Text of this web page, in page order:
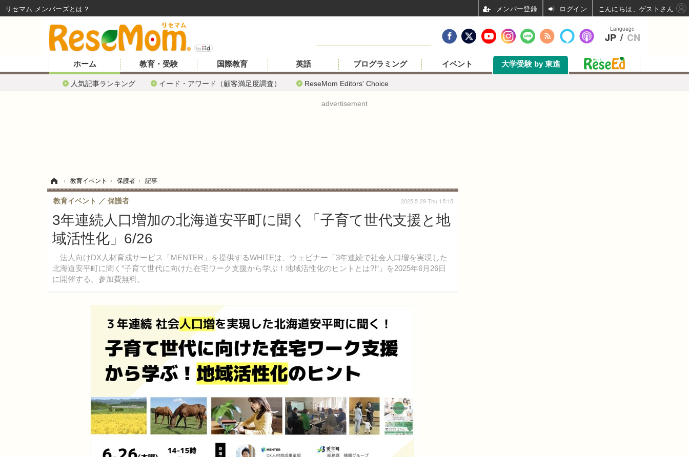
ホーム
人気記事ランキング イード・アワード（顧客満足度調査） ReseMom Editors' Choice
教育・受験 国際教育 英語 プログラミング イベント 大学受験 by 東進
advertisement
› 教育イベント › 保護者 › 記事
3年連続人口増加の北海道安平町に聞く「子育て世代支援と地
域活性化」6/26
法人向けDX人材育成サービス「MENTER」を提供するWHITEは、ウェビナー「3年連続で社会人口増を実現した
北海道安平町に聞く“子育て世代に向けた在宅ワーク支援から学ぶ！地域活性化のヒントとは?!“」を2025年6月26日
に開催する。参加費無料。
教育イベント 保護者 2025.5.29 Thu 15:15
Language
JP / CN
リセマム メンバーズ ログイン こんにちは、ゲストさん